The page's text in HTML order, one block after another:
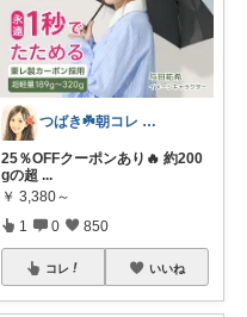
つばき☘️朝コレ 家事・育児・仕事を楽に
25％OFFクーポンあり🔥 約200
gの超 ...
￥ 3,380～
1 0 850
コレ いいね